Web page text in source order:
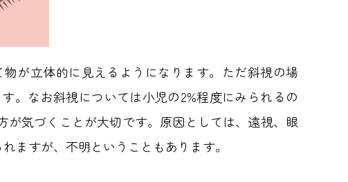
が立体的に見えるようになります。ただ斜視の場
。なお斜視については小児の2%程度にみられるの
気づくことが大切です。原因としては、遠視、眼
ますが、不明ということもあります。